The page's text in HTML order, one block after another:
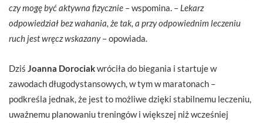
czy mogę być aktywna fizycznie – wspomina. – Lekarz
odpowiedział bez wahania, że tak, a przy odpowiednim leczeniu
ruch jest wręcz wskazany– opowiada.
Dziś Joanna Dorociakwróciła do biegania i startuje w
zawodach długodystansowych, w tym w maratonach –
podkreśla jednak, że jest to możliwe dzięki stabilnemu leczeniu,
uważnemu planowaniu treningów i większej niż wcześniej